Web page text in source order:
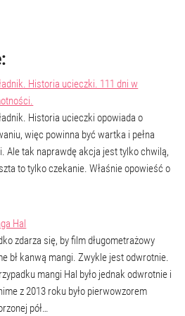
Historia ucieczki. 111 dni w
Historia ucieczki opowiada o
więc powinna być wartka i pełna
Ale tak naprawdę akcja jest tylko chwilą,
to tylko czekanie. Właśnie opowieść o
Hal
zdarza się, by film długometrażowy
bł kanwą mangi. Zwykle jest odwrotnie.
mangi Hal było jednak odwrotnie i
z 2013 roku było pierwowzorem
pół…